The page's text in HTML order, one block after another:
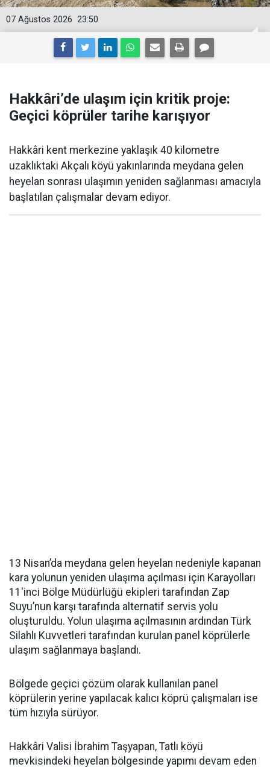
23:50
07 Ağustos 2026
Hakkâri’de ulaşım için kritik proje:
Geçici köprüler tarihe karışıyor
Hakkâri kent merkezine yaklaşık 40 kilometre
uzaklıktaki Akçalı köyü yakınlarında meydana gelen
heyelan sonrası ulaşımın yeniden sağlanması amacıyla
başlatılan çalışmalar devam ediyor.
13 Nisan’da meydana gelen heyelan nedeniyle kapanan
kara yolunun yeniden ulaşıma açılması için Karayolları
11'inci Bölge Müdürlüğü ekipleri tarafından Zap
Suyu’nun karşı tarafında alternatif servis yolu
oluşturuldu. Yolun ulaşıma açılmasının ardından Türk
Silahlı Kuvvetleri tarafından kurulan panel köprülerle
ulaşım sağlanmaya başlandı.
Bölgede geçici çözüm olarak kullanılan panel
köprülerin yerine yapılacak kalıcı köprü çalışmaları ise
tüm hızıyla sürüyor.
Hakkâri Valisi İbrahim Taşyapan, Tatlı köyü
mevkisindeki heyelan bölgesinde yapımı devam eden